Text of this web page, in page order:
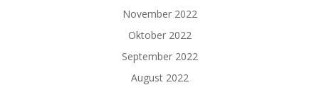
November 2022
Oktober 2022
September 2022
August 2022